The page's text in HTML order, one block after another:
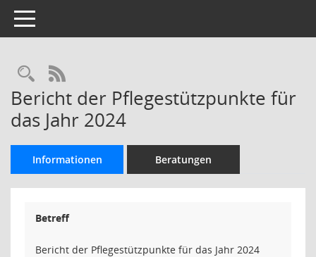
Toggle navigation
Rechercheauswahl
RSS-Feed
Bericht der Pflegestützpunkte für
das Jahr 2024
Informationen Beratungen
Betreff
Bericht der Pflegestützpunkte für das Jahr 2024